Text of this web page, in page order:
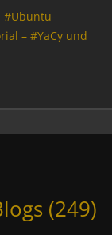
#Ubuntu-
– #YaCy und
(249)